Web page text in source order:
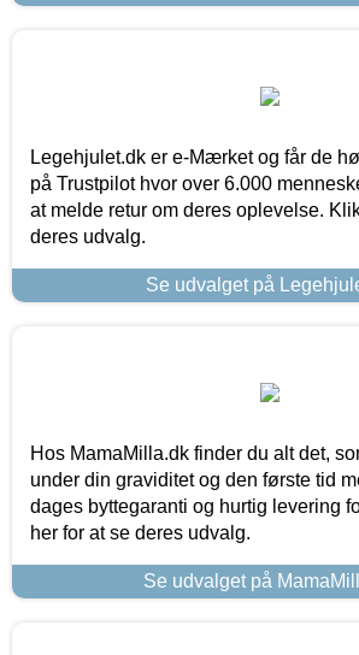
Legehjulet.dk er e-Mærket og får de
på Trustpilot hvor over 6.000
at melde retur om deres oplevelse.
deres udvalg.
Se udvalget på
Hos MamaMilla.dk finder du alt det,
under din graviditet og den første tid
dages byttegaranti og hurtig levering
her for at se deres udvalg.
Se udvalget på